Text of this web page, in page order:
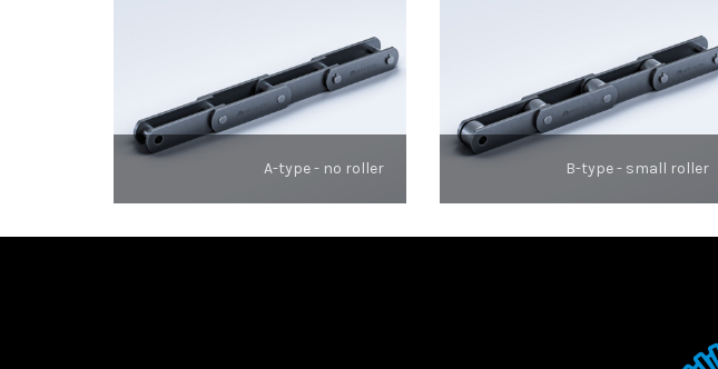
A-type - no roller B-type - small roller